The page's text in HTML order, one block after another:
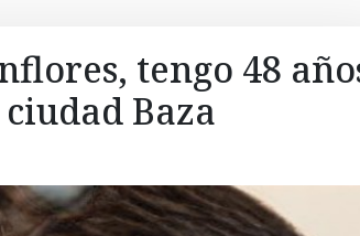
e
n
t
tengo 48
Baza